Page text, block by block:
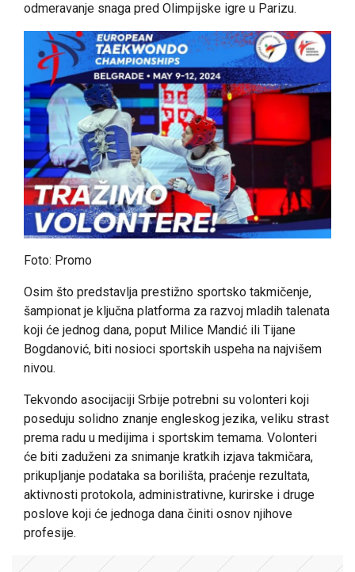
odmeravanje snaga pred Olimpijske igre u Parizu.
Foto: Promo
Osim što predstavlja prestižno sportsko takmičenje,
šampionat je ključna platforma za razvoj mladih talenata
koji će jednog dana, poput Milice Mandić ili Tijane
Bogdanović, biti nosioci sportskih uspeha na najvišem
nivou.
Tekvondo asocijaciji Srbije potrebni su volonteri koji
poseduju solidno znanje engleskog jezika, veliku strast
prema radu u medijima i sportskim temama. Volonteri
će biti zaduženi za snimanje kratkih izjava takmičara,
prikupljanje podataka sa borilišta, praćenje rezultata,
aktivnosti protokola, administrativne, kurirske i druge
poslove koji će jednoga dana činiti osnov njihove
profesije.